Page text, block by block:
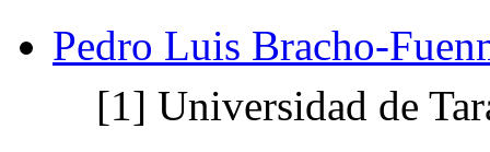
Pedro Luis Bracho-
[1] Universidad de